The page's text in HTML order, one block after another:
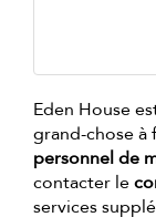
Eden House
grand-chose à
personnel de
contacter le
services